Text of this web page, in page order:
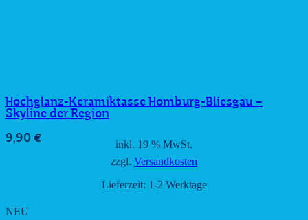
Hochglanz-Keramiktasse Homburg-Bliesgau –
Skyline der Region
9,90 €
inkl. 19 % MwSt.
zzgl. Versandkosten
Lieferzeit: 1-2 Werktage
NEU